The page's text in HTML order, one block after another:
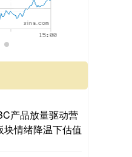
产品放量驱动营
情绪降温下估值